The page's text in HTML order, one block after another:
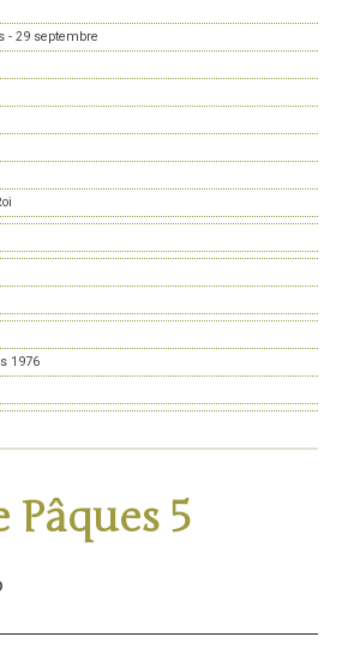
- 29 septembre
1976
5